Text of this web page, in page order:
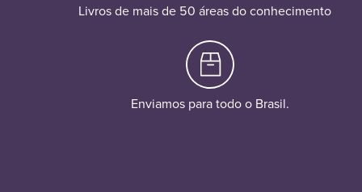
Livros de mais de 50 áreas do conhecimento
Enviamos para todo o Brasil.